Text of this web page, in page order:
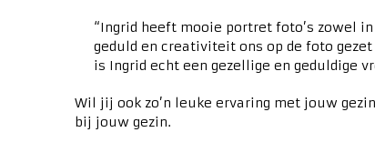
“Ingrid heeft mooie portret foto’s zowel
geduld en creativiteit ons op de foto
is Ingrid echt een gezellige en geduldige
Wil jij ook zo’n leuke ervaring met jouw
bij jouw gezin.